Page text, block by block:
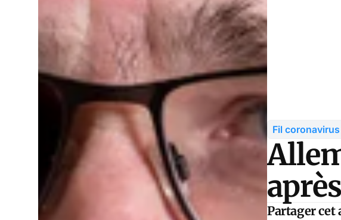
Fil coronavirus
Partager cet